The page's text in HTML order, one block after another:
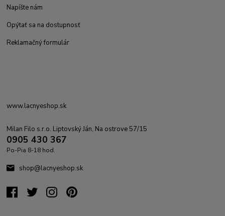
Napíšte nám
Opýtať sa na dostupnosť
Reklamačný formulár
www.lacnyeshop.sk
Milan Filo s.r.o. Liptovský Ján, Na ostrove 57/15
0905 430 367
Po-Pia 8-18 hod.
shop@lacnyeshop.sk